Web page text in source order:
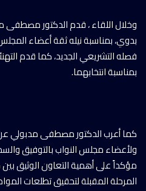
وخلال اللقاء ، قدم الدكتور مصطفى
بدوي، بمناسبة نيله ثقة أعضاء
فصله التشريعي الجديد، كما قدم
بمناسبة انتخابهما.
كما أعرب الدكتور مصطفى مدبولي
ولأعضاء مجلس النواب بالتوفيق
مؤكداً على أهمية التعاون الوثيق
المرحلة المقبلة لتحقيق تطلعات